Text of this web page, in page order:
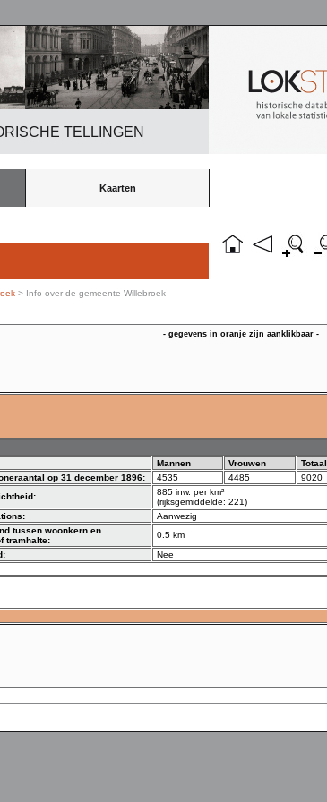
TELLINGEN
Kaarten
> Info over de gemeente Willebroek
- gegevens in oranje zijn aanklikbaar -
Mannen Vrouwen
Totaal
op 31 december 1896: 4535 4485
9020
885 inw. per km²
(rijksgemiddelde: 221)
Aanwezig
tussen woonkern en
tramhalte:
0.5 km
Nee